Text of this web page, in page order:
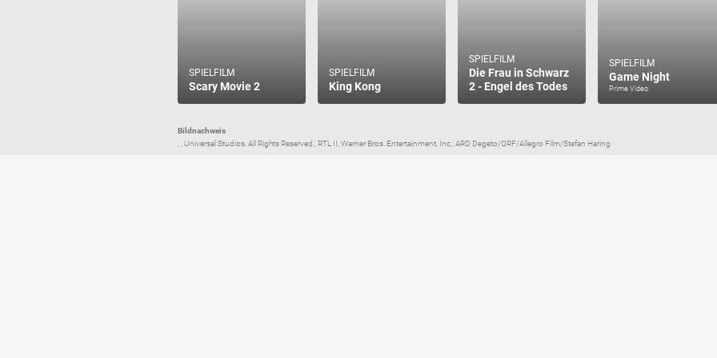
SPIELFILM
Scary Movie 2
SPIELFILM
King Kong
SPIELFILM
Die Frau in Schwarz
2 - Engel des Todes
SPIELFILM
Game Night
Prime Video
Bildnachweis
, , Universal Studios. All Rights Reserved., RTL II, Warner Bros. Entertainment, Inc., ARD Degeto/ORF/Allegro Film/Stefan Haring